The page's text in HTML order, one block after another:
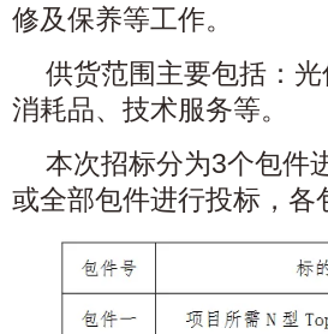
修及保养等工作。
供货范围主要包括：
消耗品、技术服务等。
本次招标分为3个包件
或全部包件进行投标，各